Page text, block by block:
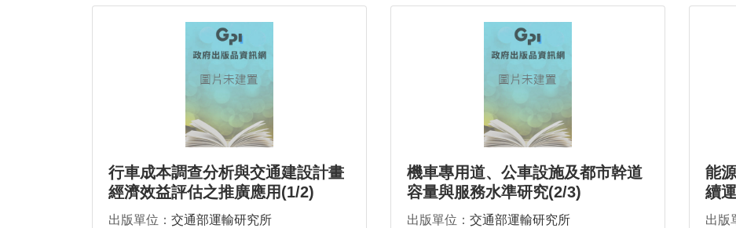
行車成本調查分析與交通建設計畫
經濟效益評估之推廣應用(1/2)
出版單位： 交通部運輸研究所
機車專用道、公車設施及都市幹道
容量與服務水準研究(2/3)
出版單位： 交通部運輸研究所
能
續
出版